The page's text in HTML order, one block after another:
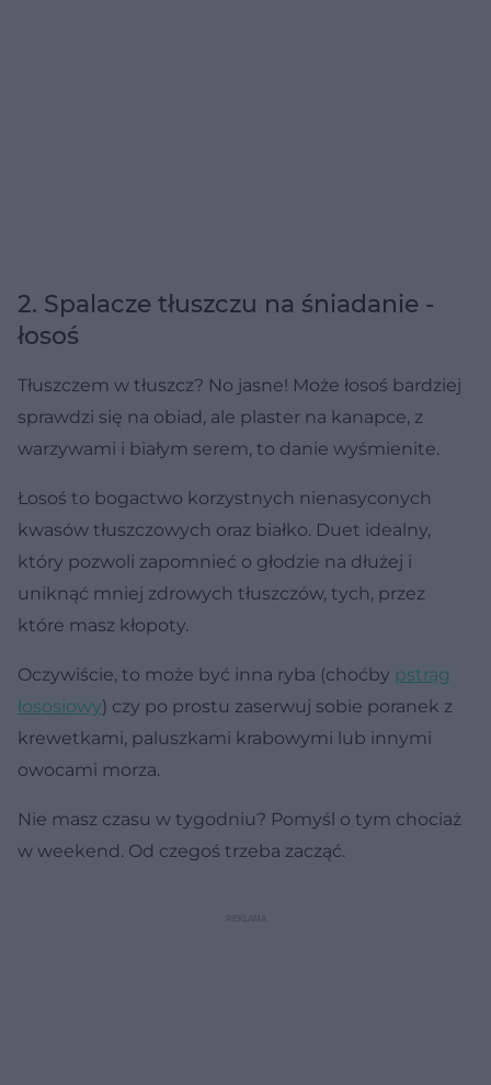
2. Spalacze tłuszczu na śniadanie -
łosoś
Tłuszczem w tłuszcz? No jasne! Może łosoś bardziej
sprawdzi się na obiad, ale plaster na kanapce, z
warzywami i białym serem, to danie wyśmienite.
Łosoś to bogactwo korzystnych nienasyconych
kwasów tłuszczowych oraz białko. Duet idealny,
który pozwoli zapomnieć o głodzie na dłużej i
uniknąć mniej zdrowych tłuszczów, tych, przez
które masz kłopoty.
Oczywiście, to może być inna ryba (choćby pstrąg
łososiowy) czy po prostu zaserwuj sobie poranek z
krewetkami, paluszkami krabowymi lub innymi
owocami morza.
Nie masz czasu w tygodniu? Pomyśl o tym chociaż
w weekend. Od czegoś trzeba zacząć.